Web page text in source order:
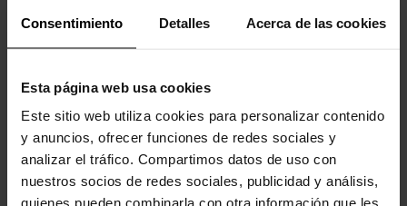
Consentimiento Detalles Acerca de las cookies
Esta página web usa cookies
Este sitio web utiliza cookies para personalizar contenido
y anuncios, ofrecer funciones de redes sociales y
analizar el tráfico. Compartimos datos de uso con
nuestros socios de redes sociales, publicidad y análisis,
quienes pueden combinarla con otra información que les
Los clientes que compraron este
producto también han comprado:
-20%